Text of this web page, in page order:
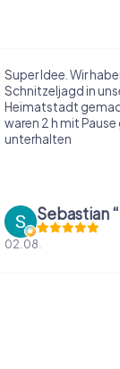
Super Idee. Wir
Schnitzeljagd in
Heimatstadt
waren 2 h mit
unterhalten
02.08.